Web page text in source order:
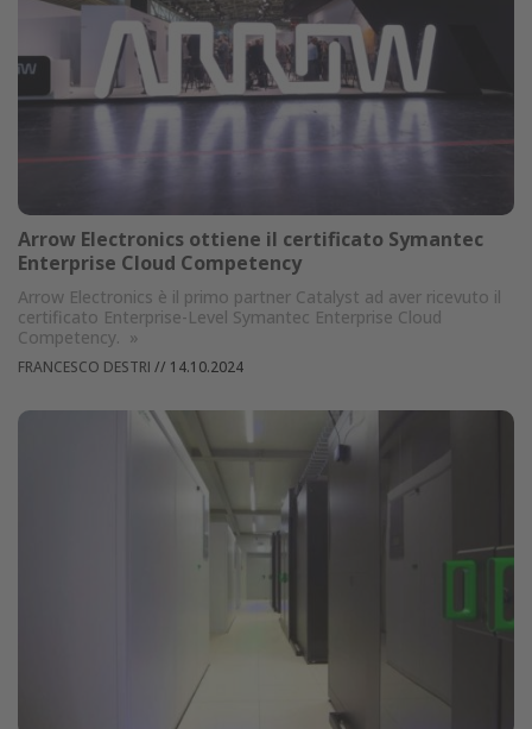
Arrow Electronics ottiene il certificato Symantec
Enterprise Cloud Competency
Arrow Electronics è il primo partner Catalyst ad aver ricevuto il
certificato Enterprise-Level Symantec Enterprise Cloud
Competency. »
FRANCESCO DESTRI // 14.10.2024